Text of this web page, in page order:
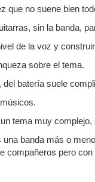
que no suene bien
sin la banda,
de la voz y
sobre el tema.
del batería suele
tema muy
banda más o
compañeros pero